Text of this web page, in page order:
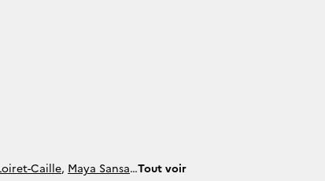
Caille, Maya Sansa, Tout voir